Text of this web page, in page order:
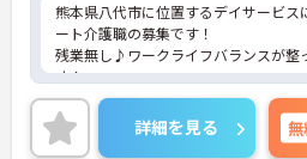
熊本県八代市に位置するデイサービス
ート介護職の募集です！
残業無し♪ワークライフバランスが整
す！
ご興味ある方には、面接対策ポイント
詳細をお話しいたしますのでお気軽に
い。
詳細を見る